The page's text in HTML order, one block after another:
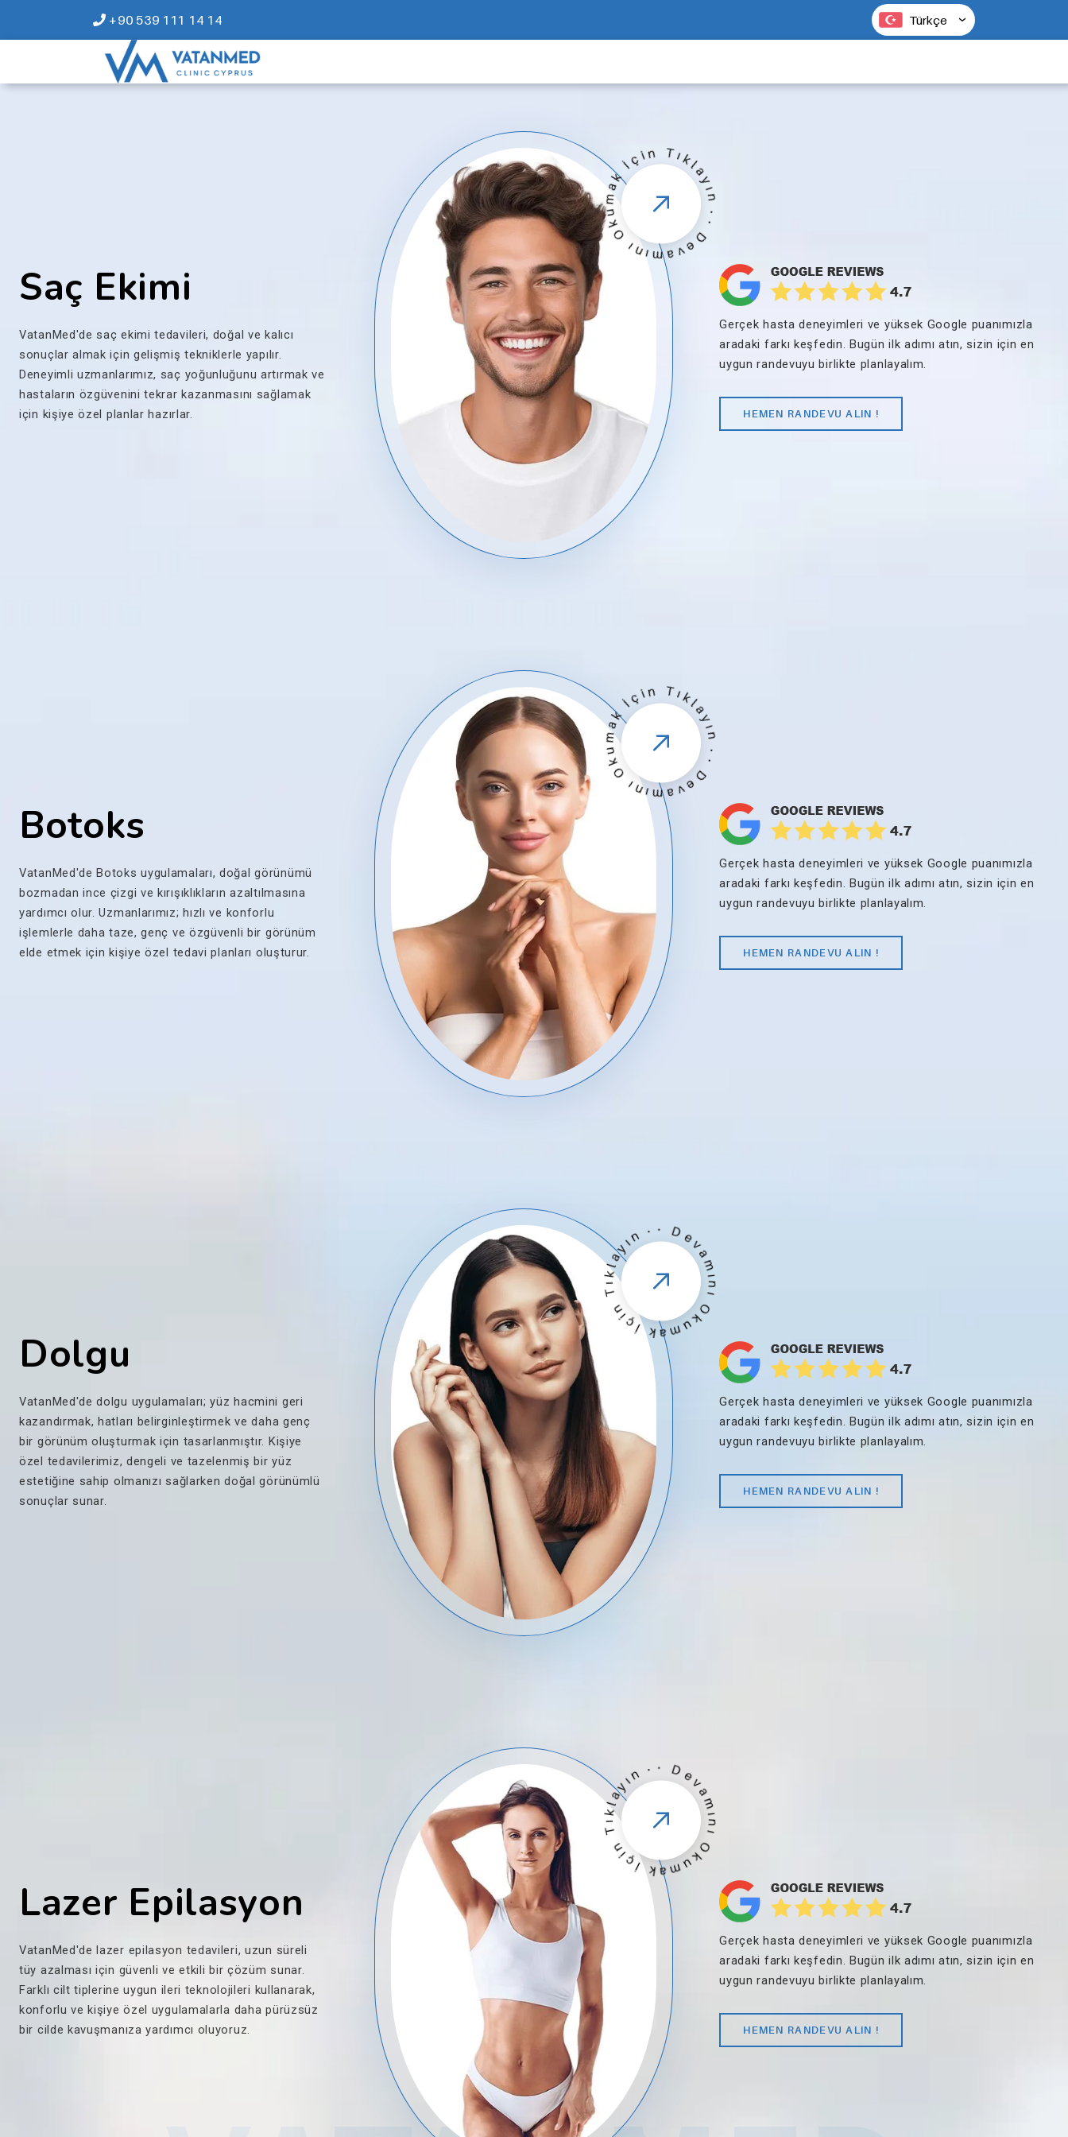
+90 539 111 14 14 Türkçe
Saç Ekimi
VatanMed'de saç ekimi tedavileri, doğal ve kalıcı
sonuçlar almak için gelişmiş tekniklerle yapılır.
Deneyimli uzmanlarımız, saç yoğunluğunu artırmak ve
hastaların özgüvenini tekrar kazanmasını sağlamak
için kişiye özel planlar hazırlar.
· Devamını Okumak İçin Tıklayın ·
Gerçek hasta deneyimleri ve yüksek Google puanımızla
aradaki farkı keşfedin. Bugün ilk adımı atın, sizin için en
uygun randevuyu birlikte planlayalım.
HEMEN RANDEVU ALIN !
Botoks
VatanMed'de Botoks uygulamaları, doğal görünümü
bozmadan ince çizgi ve kırışıklıkların azaltılmasına
yardımcı olur. Uzmanlarımız; hızlı ve konforlu
işlemlerle daha taze, genç ve özgüvenli bir görünüm
elde etmek için kişiye özel tedavi planları oluşturur.
· Devamını Okumak İçin Tıklayın ·
Gerçek hasta deneyimleri ve yüksek Google puanımızla
aradaki farkı keşfedin. Bugün ilk adımı atın, sizin için en
uygun randevuyu birlikte planlayalım.
HEMEN RANDEVU ALIN !
Dolgu
VatanMed'de dolgu uygulamaları; yüz hacmini geri
kazandırmak, hatları belirginleştirmek ve daha genç
bir görünüm oluşturmak için tasarlanmıştır. Kişiye
özel tedavilerimiz, dengeli ve tazelenmiş bir yüz
estetiğine sahip olmanızı sağlarken doğal görünümlü
sonuçlar sunar.
· Devamını Okumak İçin Tıklayın ·
Gerçek hasta deneyimleri ve yüksek Google puanımızla
aradaki farkı keşfedin. Bugün ilk adımı atın, sizin için en
uygun randevuyu birlikte planlayalım.
HEMEN RANDEVU ALIN !
Lazer Epilasyon
VatanMed'de lazer epilasyon tedavileri, uzun süreli
tüy azalması için güvenli ve etkili bir çözüm sunar.
Farklı cilt tiplerine uygun ileri teknolojileri kullanarak,
konforlu ve kişiye özel uygulamalarla daha pürüzsüz
bir cilde kavuşmanıza yardımcı oluyoruz.
· Devamını Okumak İçin Tıklayın ·
Gerçek hasta deneyimleri ve yüksek Google puanımızla
aradaki farkı keşfedin. Bugün ilk adımı atın, sizin için en
uygun randevuyu birlikte planlayalım.
HEMEN RANDEVU ALIN !